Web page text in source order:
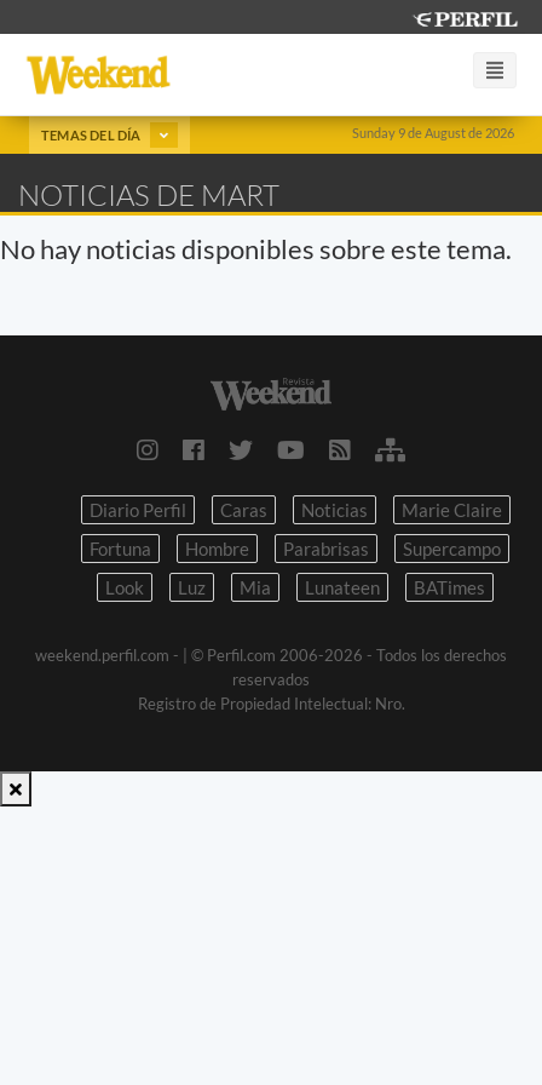
Sunday 9 de August de 2026
TEMAS DEL DÍA
NOTICIAS DE MART
No hay noticias disponibles sobre este tema.
Diario Perfil Caras Noticias
Marie Claire
Fortuna
Hombre Parabrisas
Supercampo
Look
Luz Mia Lunateen BATimes
weekend.perfil.com -
| © Perfil.com 2006-2026 - Todos los derechos
reservados
Registro de Propiedad Intelectual: Nro.